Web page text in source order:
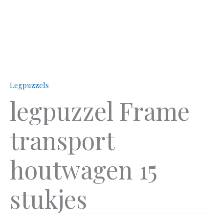
Legpuzzels
legpuzzel Frame
transport
houtwagen 15
stukjes